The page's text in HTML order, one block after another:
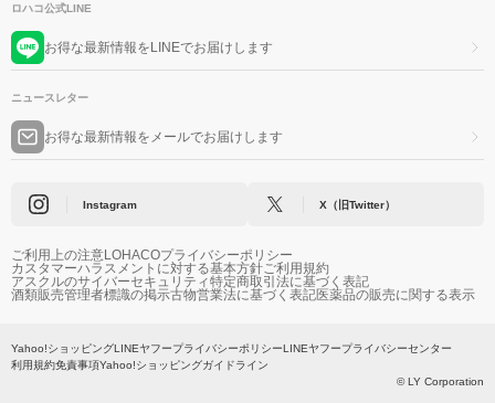
ロハコ公式LINE
お得な最新情報をLINEでお届けします
ニュースレター
お得な最新情報をメールでお届けします
Instagram X（旧Twitter）
ご利用上の注意LOHACOプライバシーポリシー
カスタマーハラスメントに対する基本方針ご利用規約
アスクルのサイバーセキュリティ特定商取引法に基づく表記
酒類販売管理者標識の掲示古物営業法に基づく表記医薬品の販売に関する表示
Yahoo!ショッピングLINEヤフープライバシーポリシーLINEヤフープライバシーセンター
利用規約免責事項Yahoo!ショッピングガイドライン
© LY Corporation